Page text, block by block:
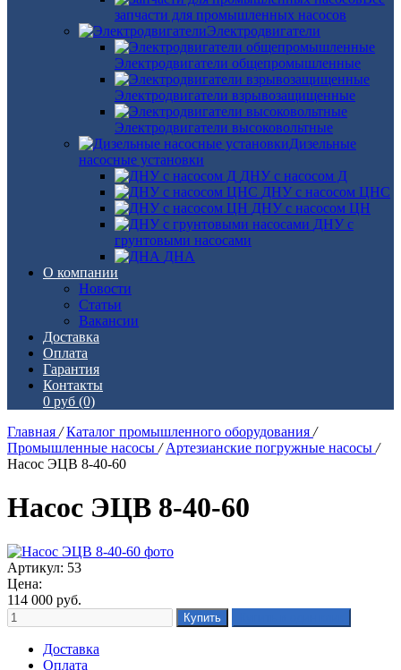
запчасти для промышленных насосов
Электродвигатели
Электродвигатели общепромышленные
Электродвигатели взрывозащищенные
Электродвигатели высоковольтные
Дизельные
насосные установки
ДНУ с насосом Д
ДНУ с насосом ЦНС
ДНУ с насосом ЦН
ДНУ с
грунтовыми насосами
ДНА
О компании
Новости
Статьи
Вакансии
Доставка
Оплата
Гарантия
Контакты
0 руб (0)
Главная / Каталог промышленного оборудования /
Промышленные насосы / Артезианские погружные насосы /
Насос ЭЦВ 8-40-60
Насос ЭЦВ 8-40-60
Артикул: 53
Цена:
114 000 руб.
Доставка
Оплата